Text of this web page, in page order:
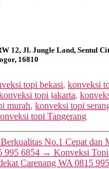
12, Jl. Jungle Land, Sentul
16810
topi bekasi, konveksi
topi jakarta,
murah, konveksi topi
topi Tangerang
No.1 Cepat dan
995 6854 → Konveksi
Carenang WA 0815